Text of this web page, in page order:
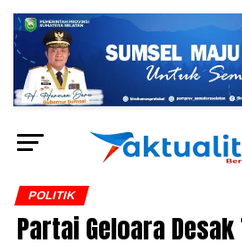
POLITIK
Partai Geloara